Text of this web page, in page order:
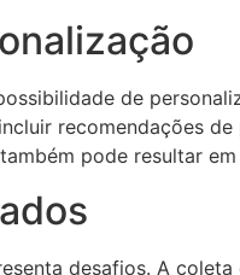
de
recomendações
pode resultar
desafios. A